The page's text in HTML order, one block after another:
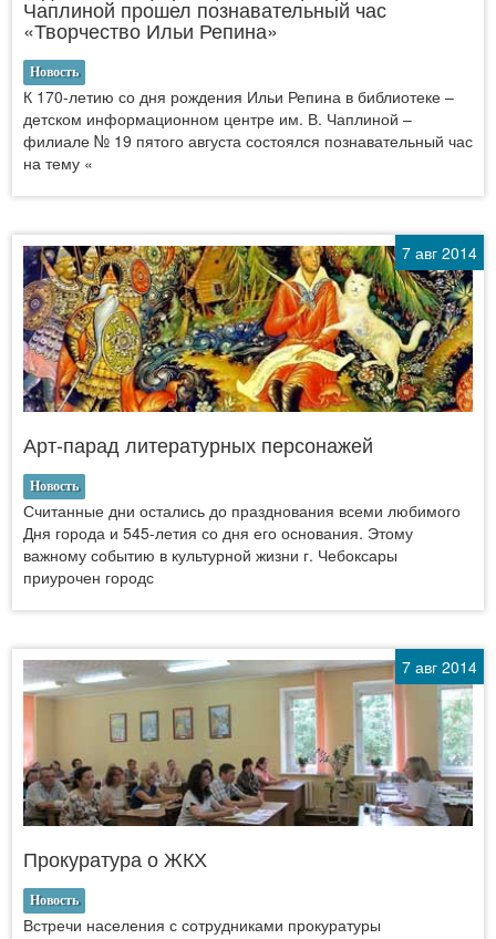
Чаплиной прошел познавательный час
«Творчество Ильи Репина»
Новость
К 170-летию со дня рождения Ильи Репина в библиотеке –
детском информационном центре им. В. Чаплиной –
филиале № 19 пятого августа состоялся познавательный час
на тему «
7 авг 2014
Арт-парад литературных персонажей
Новость
Считанные дни остались до празднования всеми любимого
Дня города и 545-летия со дня его основания. Этому
важному событию в культурной жизни г. Чебоксары
приурочен городс
7 авг 2014
Прокуратура о ЖКХ
Новость
Встречи населения с сотрудниками прокуратуры